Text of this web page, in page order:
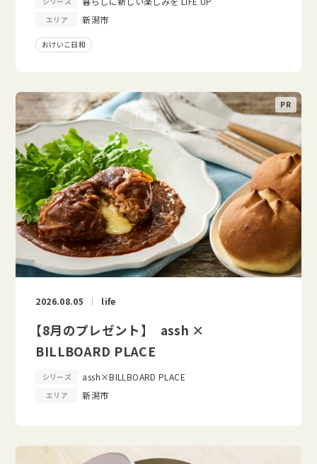
エリア 新潟市
おけいこ日和
2026.08.05 life
【8月のプレゼント】 assh ×
BILLBOARD PLACE
シリーズ assh×BILLBOARD PLACE
エリア 新潟市